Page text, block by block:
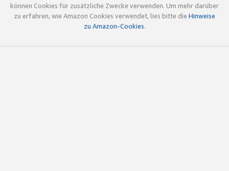
können Cookies für zusätzliche Zwecke verwenden. Um mehr darüber
zu erfahren, wie Amazon Cookies verwendet, lies bitte die Hinweise
zu Amazon-Cookies.